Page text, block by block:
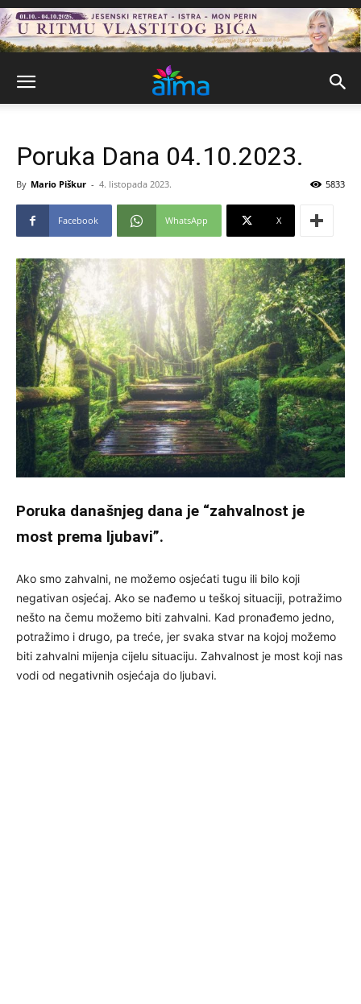
Poruka Dana 04.10.2023.
By Mario Piškur - 4. listopada 2023. 5833
Facebook WhatsApp X
Poruka današnjeg dana je “zahvalnost je
most prema ljubavi”.
Ako smo zahvalni, ne možemo osjećati tugu ili bilo koji
negativan osjećaj. Ako se nađemo u teškoj situaciji, potražimo
nešto na čemu možemo biti zahvalni. Kad pronađemo jedno,
potražimo i drugo, pa treće, jer svaka stvar na kojoj možemo
biti zahvalni mijenja cijelu situaciju. Zahvalnost je most koji nas
vodi od negativnih osjećaja do ljubavi.